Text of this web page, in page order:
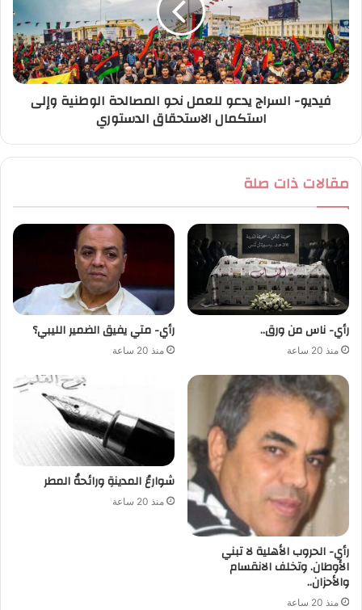
فيديو- السراج يدعو للعمل نحو المصالحة الوطنية وإلى
استكمال الاستحقاق الدستوري
مقالات ذات صلة
رأي- ناس من ورق..
منذ 20 ساعة
رأي- متي يفيق الضمير الليبي؟
منذ 20 ساعة
رأي- الحروب الأهلية لا تبني
الأوطان. وتخلف الانقسام
والأحزان..
منذ 20 ساعة
شوارعُ المدينةِ ورائحةُ المطر
منذ 20 ساعة